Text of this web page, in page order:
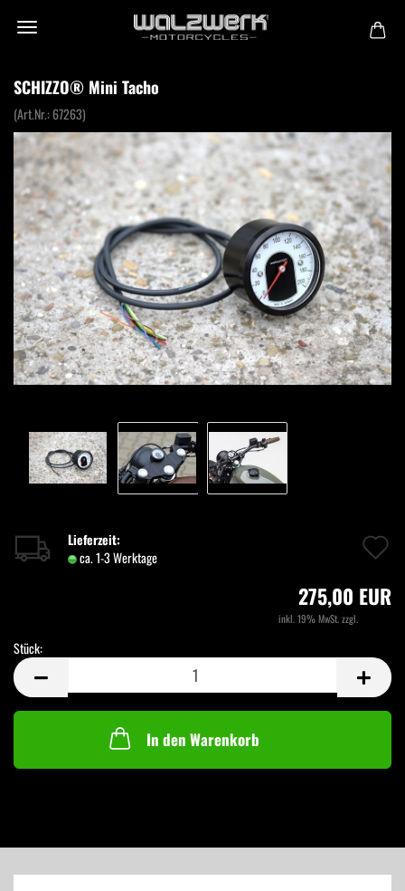
SCHIZZO® Mini Tacho
(Art.Nr.:67263)
Lieferzeit:
ca. 1-3 Werktage
275,00 EUR
inkl. 19% MwSt. zzgl.
Stück:
Stück
In den Warenkorb